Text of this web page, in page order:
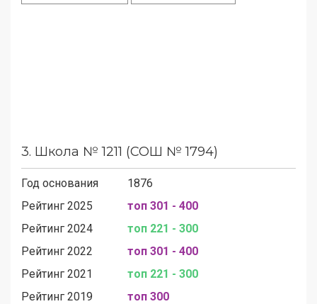
3. Школа № 1211 (СОШ № 1794)
Год основания
1876
Рейтинг 2025
топ 301 - 400
Рейтинг 2024
топ 221 - 300
Рейтинг 2022
топ 301 - 400
Рейтинг 2021
топ 221 - 300
Рейтинг 2019
топ 300